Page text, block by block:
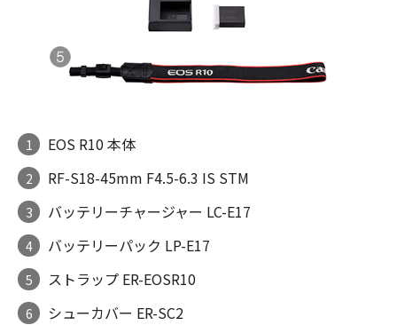
1 EOS R10 本体
2 RF-S18-45mm F4.5-6.3 IS STM
3 バッテリーチャージャー LC-E17
4 バッテリーパック LP-E17
5 ストラップ ER-EOSR10
6 シューカバー ER-SC2